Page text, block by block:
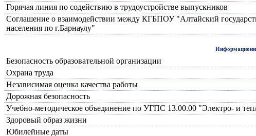
Горячая линия по содействию в трудоустройстве выпускников
Соглашение о взаимодействии между КГБПОУ "Алтайский
населения по г.Барнаулу"
Безопасность образовательной организации
Охрана труда
Независимая оценка качества работы
Дорожная безопасность
Учебно-методическое объединение по УГПС 13.00.00 "Электро- и
Здоровый образ жизни
Юбилейные даты